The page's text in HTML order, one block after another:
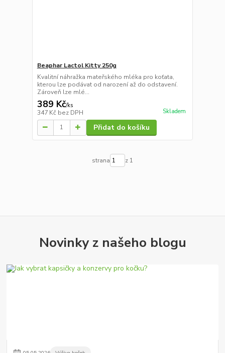
Beaphar Lactol Kitty 250g
Kvalitní náhražka mateřského mléka pro koťata,
kterou lze podávat od narození až do odstavení.
Zároveň lze mlé...
389 Kč/ks
347 Kč bez DPH Skladem
Přidat do košíku
strana z 1
Novinky z našeho blogu